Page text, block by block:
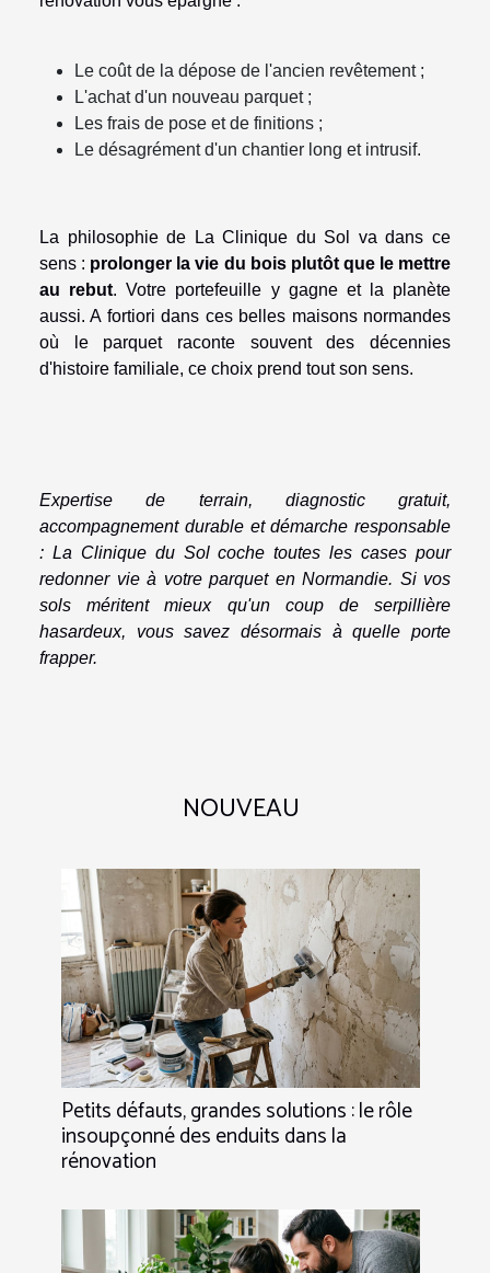
Le coût de la dépose de l'ancien revêtement ;
L'achat d'un nouveau parquet ;
Les frais de pose et de finitions ;
Le désagrément d'un chantier long et intrusif.
La philosophie de La Clinique du Sol va dans ce
sens : prolonger la vie du bois plutôt que le mettre
au rebut. Votre portefeuille y gagne et la planète
aussi. A fortiori dans ces belles maisons normandes
où le parquet raconte souvent des décennies
d'histoire familiale, ce choix prend tout son sens.
Expertise de terrain, diagnostic gratuit,
accompagnement durable et démarche responsable
: La Clinique du Sol coche toutes les cases pour
redonner vie à votre parquet en Normandie. Si vos
sols méritent mieux qu'un coup de serpillière
hasardeux, vous savez désormais à quelle porte
frapper.
NOUVEAU
Petits défauts, grandes solutions : le rôle
insoupçonné des enduits dans la
rénovation